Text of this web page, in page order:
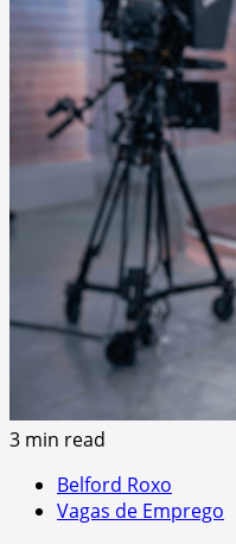
3 min read
Belford Roxo
Vagas de Emprego